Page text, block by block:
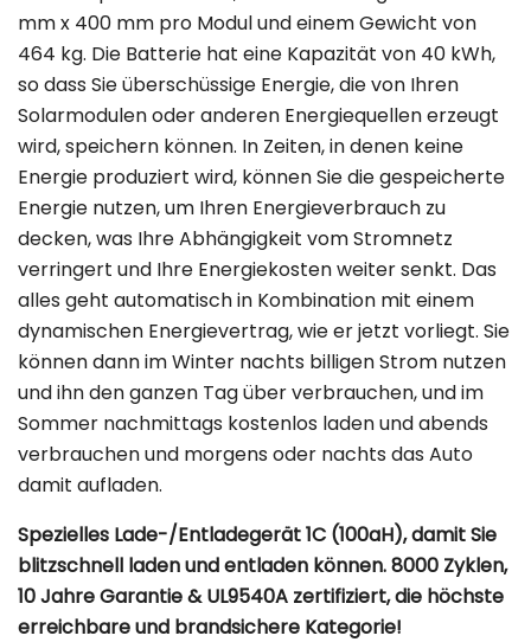
mm x 400 mm pro Modul und einem Gewicht von
464 kg. Die Batterie hat eine Kapazität von 40 kWh,
so dass Sie überschüssige Energie, die von Ihren
Solarmodulen oder anderen Energiequellen erzeugt
wird, speichern können. In Zeiten, in denen keine
Energie produziert wird, können Sie die gespeicherte
Energie nutzen, um Ihren Energieverbrauch zu
decken, was Ihre Abhängigkeit vom Stromnetz
verringert und Ihre Energiekosten weiter senkt. Das
alles geht automatisch in Kombination mit einem
dynamischen Energievertrag, wie er jetzt vorliegt. Sie
können dann im Winter nachts billigen Strom nutzen
und ihn den ganzen Tag über verbrauchen, und im
Sommer nachmittags kostenlos laden und abends
verbrauchen und morgens oder nachts das Auto
damit aufladen.
Spezielles Lade-/Entladegerät 1C (100aH), damit Sie
blitzschnell laden und entladen können. 8000 Zyklen,
10 Jahre Garantie & UL9540A zertifiziert, die höchste
erreichbare und brandsichere Kategorie!